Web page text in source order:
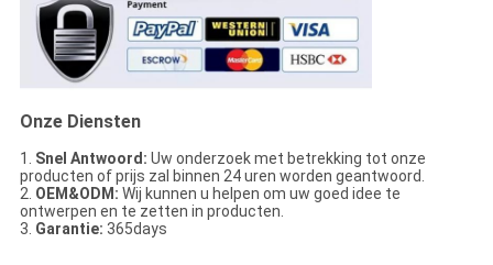
Onze Diensten
1. Snel Antwoord: Uw onderzoek met betrekking tot onze
producten of prijs zal binnen 24 uren worden geantwoord.
2. OEM&ODM: Wij kunnen u helpen om uw goed idee te
ontwerpen en te zetten in producten.
3. Garantie: 365days